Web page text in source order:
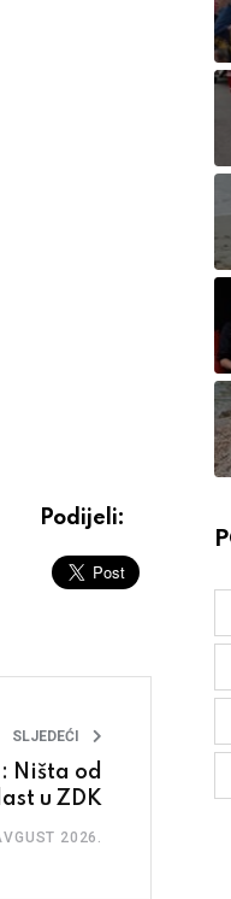
Podijeli:
SLJEDEĆI
Ništa od
u ZDK
2026.